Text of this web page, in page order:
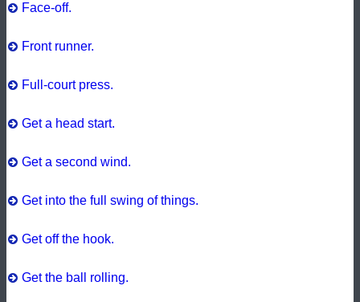
Face-off.
Front runner.
Full-court press.
Get a head start.
Get a second wind.
Get into the full swing of things.
Get off the hook.
Get the ball rolling.